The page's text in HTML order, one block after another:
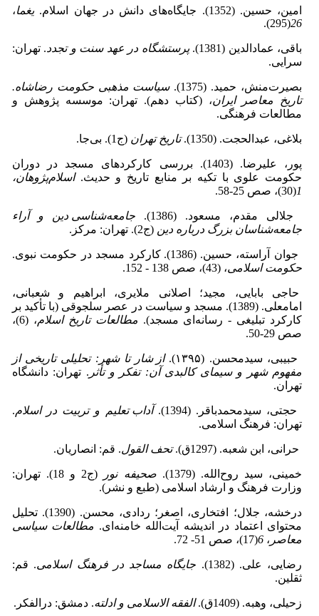
امین، حسین. (1352). جایگاه‌های دانش در جهان اسلام. یغما،
26
(295).
باقی، عماد‌الدین (1381). پرستشگاه در عهد سنت و تجدد. تهران:
سرایی.
بصیرت‌منش، حمید. (1375).
سیاست مذهبی حکومت رضاشاه.
تاریخ معاصر ایران، (کتاب دهم). تهران: موسسه پژوهش و
مطالعات فرهنگی.
بلاغی، عبدالحجت. (1350). تاریخ تهران (ج1). بی‌جا.
پور، علیرضا. (1403). بررسی کارکردهای مسجد در دوران
حکومت علوی با تکیه بر منابع تاریخ و حدیث.اسلام‌پژوهان،
1(30)، صص 25-58.
جلالی مقدم، مسعود. (1386).
جامعه‌شناسی دین و آراء
جامعه‌شناسان بزرگ درباره دین (ج2). تهران: مرکز.
جوان آراسته، حسین. (1386). کارکرد مسجد در حکومت نبوی.
حکومت اسلامی، (43)، صص 138 - 152.
حاجی بابایی، مجید؛ اصلانی ملایری، ابراهیم و شعبانی،
امامعلی. (1389). مسجد و سیاست در عصر سلجوقی (با تأکید بر
کارکرد تبلیغی - رسانه‌ای مسجد). مطالعات تاریخ اسلام
، (6)،
صص 29-50.
حبیبی، سیدمحسن. (۱۳۹۵).
از شار تا شهر: تحلیلی تاریخی از
مفهوم شهر و سیمای کالبدی آن: تفکر و تأثر . تهران: دانشگاه
تهران.
حجتی، سیدمحمدباقر. (1394). آداب تعلیم و تربیت در اسلام.
تهران: فرهنگ اسلامی.
حرانی، ابن شعبه. (1297ق). تحف القول. قم: انصاریان.
خمینی، سید روح‌الله. (1379). صحیفه نور
(ج2 و 18). تهران:
وزارت فرهنگ و ارشاد اسلامی (طبع و نشر).
درخشه، جلال؛ افتخاری، اصغر؛ ردادی، محسن. (1390). تحلیل
محتوای اعتماد در اندیشه آیت‌الله خامنه‌ای. مطالعات سیاسی
معاصر ، 6(17)، صص 51- 72.
رضایی، علی. (1382). جایگاه مساجد در فرهنگ اسلامی. قم:
ثقلین.
زحیلی، وهبه. (1409ق). الفقه الاسلامی و ادلته. دمشق: درالفکر.